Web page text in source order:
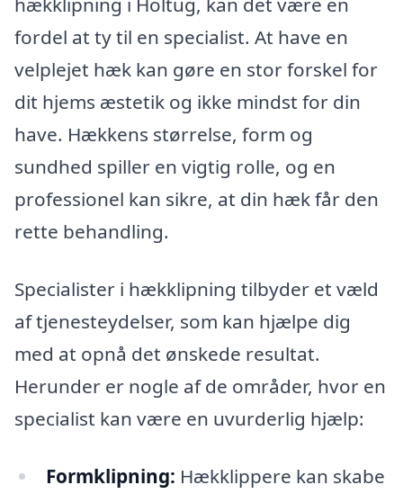
fordel at ty til en specialist. At have en
velplejet hæk kan gøre en stor forskel for
dit hjems æstetik og ikke mindst for din
have. Hækkens størrelse, form og
sundhed spiller en vigtig rolle, og en
professionel kan sikre, at din hæk får den
rette behandling.
Specialister i hækklipning tilbyder et væld
af tjenesteydelser, som kan hjælpe dig
med at opnå det ønskede resultat.
Herunder er nogle af de områder, hvor en
specialist kan være en uvurderlig hjælp:
Formklipning: Hækklippere kan skabe